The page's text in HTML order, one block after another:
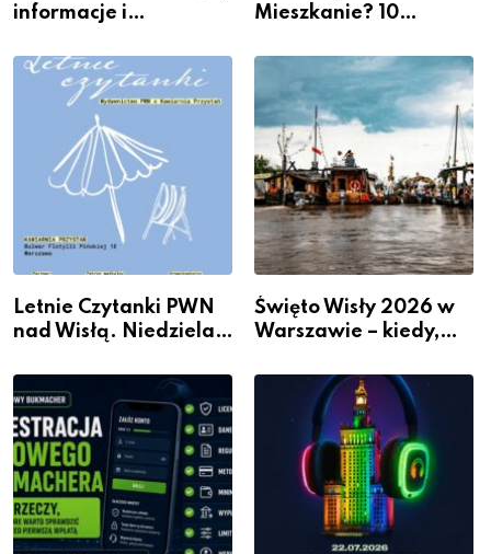
informacje i
Mieszkanie? 10
Przestrzeni Bez
Kosztownego Remontu
Letnie Czytanki PWN
nad Wisłą. Niedziela z
dla siebie
Święto Wisły 2026 w
Warszawie – kiedy,
działo 2 sierpnia